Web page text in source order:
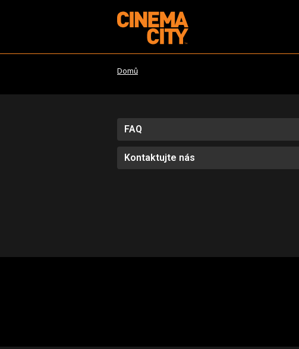
Domů
FAQ
Kontaktujte nás